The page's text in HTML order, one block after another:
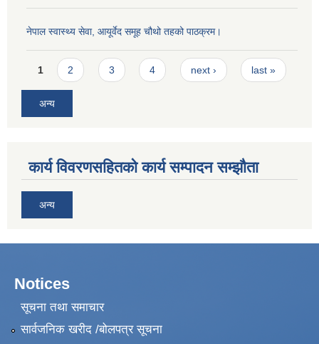
नेपाल स्वास्थ्य सेवा, आयूर्वेद समूह चौथो तहको पाठक्रम।
Pages
1 2 3 4 next › last »
अन्य
कार्य विवरणसहितको कार्य सम्पादन सम्झौता
अन्य
Notices
सूचना तथा समाचार
सार्वजनिक खरीद /बोलपत्र सूचना